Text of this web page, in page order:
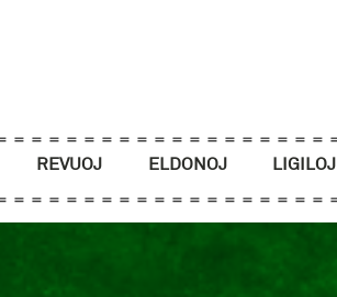
REVUOJ ELDONOJ LIGILOJ